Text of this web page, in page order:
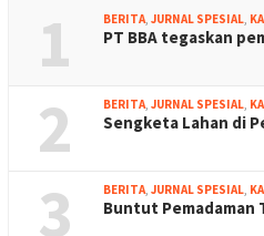
1 BERITA, JURNAL SPESIAL,
PT BBA tegaskan
2 BERITA, JURNAL SPESIAL,
Sengketa Lahan di
3 BERITA, JURNAL SPESIAL,
Buntut